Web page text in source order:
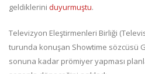
geldiklerini duyurmuştu.
Televizyon Eleştirmenleri Birliği
turunda konuşan Showtime sözcüsü
sonuna kadar prömiyer yapması